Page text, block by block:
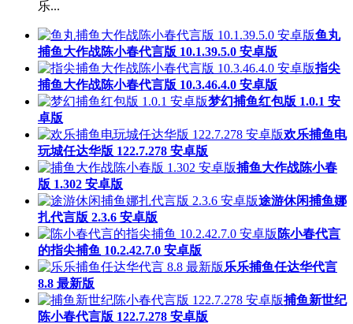
乐...
鱼丸
捕鱼大作战陈小春代言版 10.1.39.5.0 安卓版
指尖
捕鱼大作战陈小春代言版 10.3.46.4.0 安卓版
梦幻捕鱼红包版 1.0.1 安
卓版
欢乐捕鱼电
玩城任达华版 122.7.278 安卓版
捕鱼大作战陈小春
版 1.302 安卓版
途游休闲捕鱼娜
扎代言版 2.3.6 安卓版
陈小春代言
的指尖捕鱼 10.2.42.7.0 安卓版
乐乐捕鱼任达华代言
8.8 最新版
捕鱼新世纪
陈小春代言版 122.7.278 安卓版